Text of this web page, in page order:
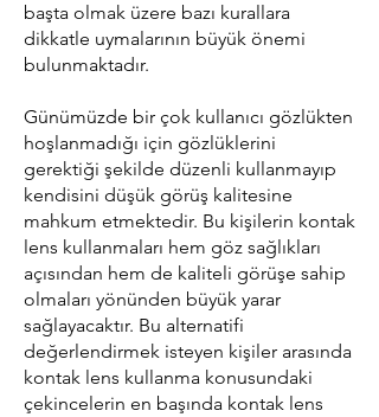
başta olmak üzere bazı kurallara
dikkatle uymalarının büyük önemi
bulunmaktadır.
Günümüzde bir çok kullanıcı gözlükten
hoşlanmadığı için gözlüklerini
gerektiği şekilde düzenli kullanmayıp
kendisini düşük görüş kalitesine
mahkum etmektedir. Bu kişilerin kontak
lens kullanmaları hem göz sağlıkları
açısından hem de kaliteli görüşe sahip
olmaları yönünden büyük yarar
sağlayacaktır. Bu alternatifi
değerlendirmek isteyen kişiler arasında
kontak lens kullanma konusundaki
çekincelerin en başında kontak lens